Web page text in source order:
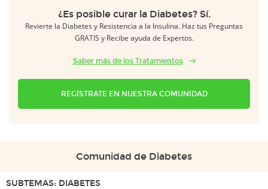
¿Es posible curar la Diabetes? Sí.
Revierte la Diabetes y Resistencia a la Insulina. Haz tus Preguntas
GRATIS y Recibe ayuda de Expertos.
Saber más de los Tratamientos
REGÍSTRATE EN NUESTRA COMUNIDAD
Comunidad de Diabetes
SUBTEMAS: DIABETES